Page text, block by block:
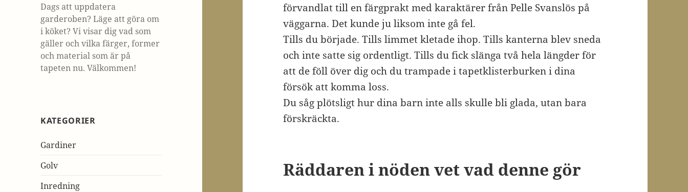
Dags att uppdatera
garderoben? Läge att göra om
i köket? Vi visar dig vad som
gäller och vilka färger, former
och material som är på
tapeten nu. Välkommen!
KATEGORIER
Gardiner
Golv
Inredning
förvandlat till en färgprakt med karaktärer från Pelle Svanslös på
väggarna. Det kunde ju liksom inte gå fel.
Tills du började. Tills limmet kletade ihop. Tills kanterna blev sneda
och inte satte sig ordentligt. Tills du fick slänga två hela längder för
att de föll över dig och du trampade i tapetklisterburken i dina
försök att komma loss.
Du såg plötsligt hur dina barn inte alls skulle bli glada, utan bara
förskräckta.
Räddaren i nöden vet vad denne gör